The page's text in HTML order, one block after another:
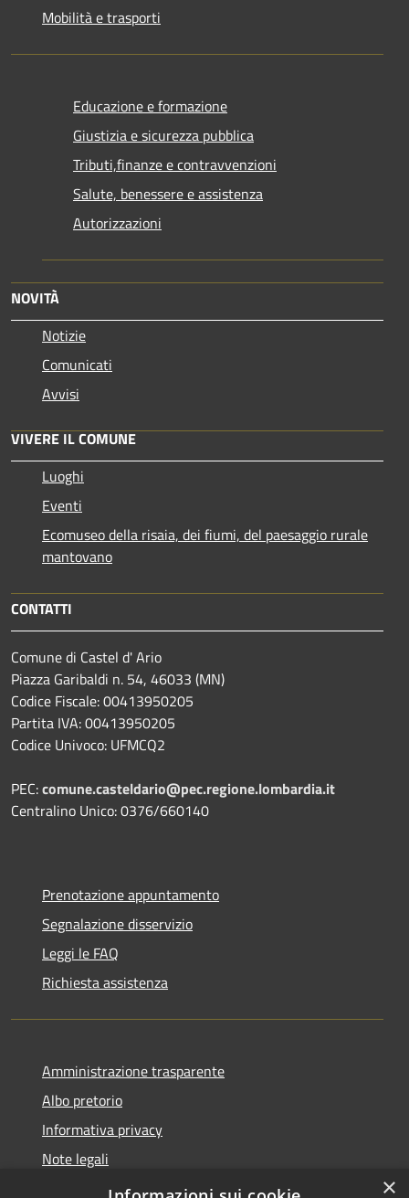
Mobilità e trasporti
Educazione e formazione
Giustizia e sicurezza pubblica
Tributi,finanze e contravvenzioni
Salute, benessere e assistenza
Autorizzazioni
NOVITÀ
Notizie
Comunicati
Avvisi
VIVERE IL COMUNE
Luoghi
Eventi
Ecomuseo della risaia, dei fiumi, del paesaggio rurale
mantovano
CONTATTI
Comune di Castel d' Ario
Piazza Garibaldi n. 54, 46033 (MN)
Codice Fiscale: 00413950205
Partita IVA: 00413950205
Codice Univoco: UFMCQ2
PEC:comune.casteldario@pec.regione.lombardia.it
Centralino Unico: 0376/660140
Prenotazione appuntamento
Segnalazione disservizio
Leggi le FAQ
Richiesta assistenza
Amministrazione trasparente
Albo pretorio
Informativa privacy
Note legali
Dichiarazione di accessibilità
×